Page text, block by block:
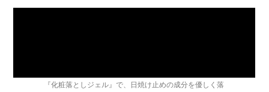
『化粧落としジェル』で、日焼け止めの成分を優しく落